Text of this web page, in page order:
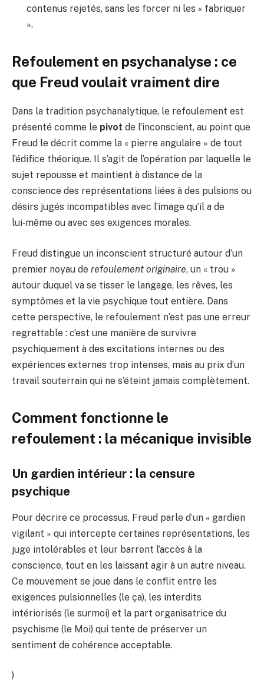
contenus rejetés, sans les forcer ni les « fabriquer
».
Refoulement en psychanalyse : ce
que Freud voulait vraiment dire
Dans la tradition psychanalytique, le refoulement est
présenté comme le pivot de l’inconscient, au point que
Freud le décrit comme la « pierre angulaire » de tout
l’édifice théorique. Il s’agit de l’opération par laquelle le
sujet repousse et maintient à distance de la
conscience des représentations liées à des pulsions ou
désirs jugés incompatibles avec l’image qu’il a de
lui‑même ou avec ses exigences morales.
Freud distingue un inconscient structuré autour d’un
premier noyau de refoulement originaire, un « trou »
autour duquel va se tisser le langage, les rêves, les
symptômes et la vie psychique tout entière. Dans
cette perspective, le refoulement n’est pas une erreur
regrettable : c’est une manière de survivre
psychiquement à des excitations internes ou des
expériences externes trop intenses, mais au prix d’un
travail souterrain qui ne s’éteint jamais complètement.
Comment fonctionne le
refoulement : la mécanique invisible
Un gardien intérieur : la censure
psychique
Pour décrire ce processus, Freud parle d’un « gardien
vigilant » qui intercepte certaines représentations, les
juge intolérables et leur barrent l’accès à la
conscience, tout en les laissant agir à un autre niveau.
Ce mouvement se joue dans le conflit entre les
exigences pulsionnelles (le ça), les interdits
intériorisés (le surmoi) et la part organisatrice du
psychisme (le Moi) qui tente de préserver un
sentiment de cohérence acceptable.
)